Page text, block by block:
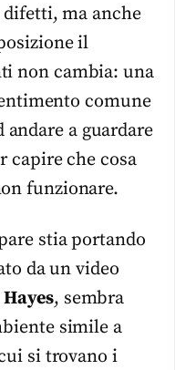
ma anche
il
non cambia: una
comune
a guardare
capire che cosa
funzionare.
stia portando
da un video
Hayes, sembra
simile a
si trovano i